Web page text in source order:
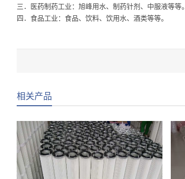
三．医药制药工业：旭峰用水、制药针剂、中服液等等。
四．食品工业：食品、饮料、饮用水、酒类等等。
相关产品